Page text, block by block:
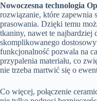
Nowoczesna technologia
rozwiązanie, które zapewnia
prasowania. Dzięki temu
tkaniny, nawet te najbardziej
skomplikowanego
funkcjonalność pozwala na
przypalenia materiału, co
nie trzeba martwić się o
Co więcej, połączenie